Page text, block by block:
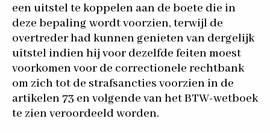
een uitstel te koppelen aan de boete die in
deze bepaling wordt voorzien, terwijl de
overtreder had kunnen genieten van dergelijk
uitstel indien hij voor dezelfde feiten moest
voorkomen voor de correctionele rechtbank
om zich tot de strafsancties voorzien in de
artikelen 73 en volgende van het BTW-wetboek
te zien veroordeeld worden.